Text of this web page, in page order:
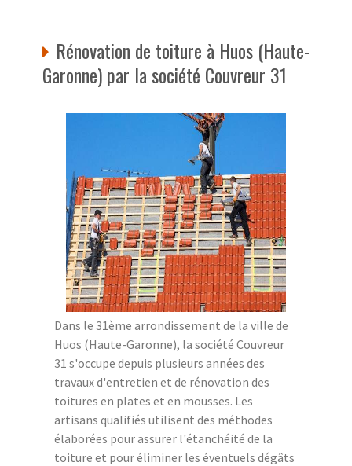
Rénovation de toiture à Huos (Haute-
Garonne) par la société Couvreur 31
Dans le 31ème arrondissement de la ville de
Huos (Haute-Garonne), la société Couvreur
31 s'occupe depuis plusieurs années des
travaux d'entretien et de rénovation des
toitures en plates et en mousses. Les
artisans qualifiés utilisent des méthodes
élaborées pour assurer l'étanchéité de la
toiture et pour éliminer les éventuels dégâts